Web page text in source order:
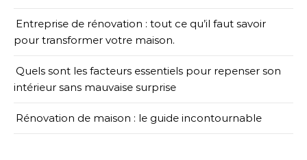
Entreprise de rénovation : tout ce qu’il faut savoir
pour transformer votre maison.
Quels sont les facteurs essentiels pour repenser son
intérieur sans mauvaise surprise
Rénovation de maison : le guide incontournable